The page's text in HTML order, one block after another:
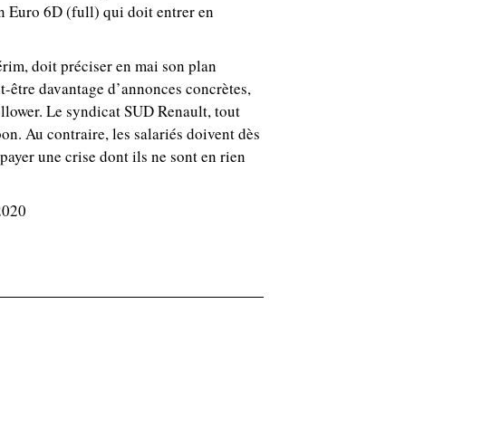
Euro 6D (full) qui doit entrer en
doit préciser en mai son plan
davantage d’annonces concrètes,
Le syndicat SUD Renault, tout
Au contraire, les salariés doivent dès
une crise dont ils ne sont en rien